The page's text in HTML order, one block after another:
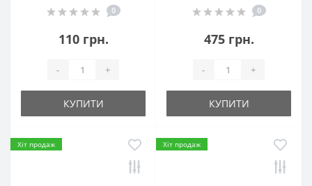
0
110 грн.
- +
КУПИТИ
0
475 грн.
- +
КУПИТИ
Хіт продаж Хіт продаж